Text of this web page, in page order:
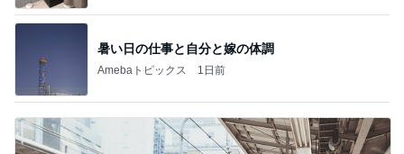
暑い日の仕事と自分と嫁の体調
Amebaトピックス 1日前